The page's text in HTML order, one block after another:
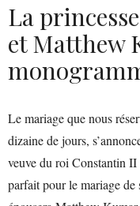
La
et Matthew
Le mariage que nous
dizaine de jours,
veuve du roi Constantin
parfait pour le mariage de